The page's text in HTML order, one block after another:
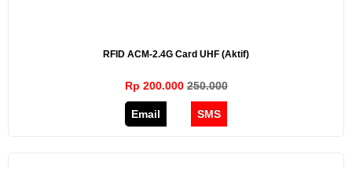
RFID ACM-2.4G Card UHF (aktif)
Rp 200.000250.000
Email SMS